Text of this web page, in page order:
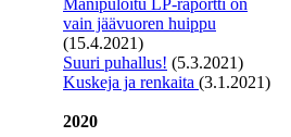
Manipuloitu LP-raportti on
vain jäävuoren huippu
(15.4.2021)
Suuri puhallus! (5.3.2021)
Kuskeja ja renkaita (3.1.2021)
2020